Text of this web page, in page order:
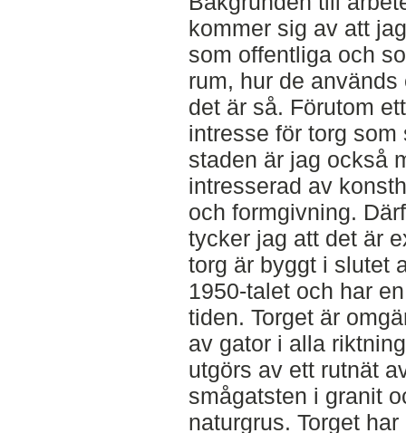
kommer sig av att
som offentliga och
rum, hur de
det är så. Förutom ett
intresse för torg
staden är jag också
intresserad av
och formgivning.
tycker jag att det är
torg är byggt i slutet
1950-talet och har
tiden. Torget är
av gator i alla
utgörs av ett rutnät
smågatsten i granit
naturgrus. Torget